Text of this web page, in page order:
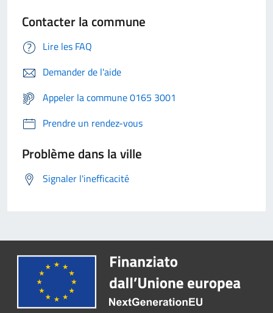
Contacter la commune
Lire les FAQ
Demander de l'aide
Appeler la commune 0165 3001
Prendre un rendez-vous
Problème dans la ville
Signaler l'inefficacité